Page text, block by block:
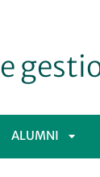
ALUMNI